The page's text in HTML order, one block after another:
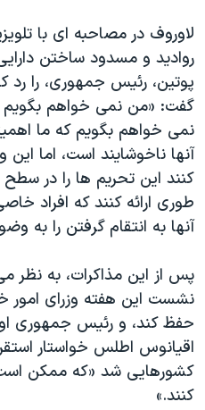
لاوروف در مصاحبه ای با
روادید و مسدود ساختن
پوتین، رئیس جمهوری، را رد
گفت: «من نمی خواهم بگويم
نمی خواهم بگویم که ما
آنها ناخوشایند است، اما
کنند این تحریم ها را در
طوری ارائه کنند که افراد
آنها به انتقام گرفتن را به
پس از این مذاکرات، به نظر
نشست این هفته وزرای امور
حفظ کند، و رئیس جمهوری
اقیانوس اطلس خواستار
کشورهايی شد «که ممکن
کنند.»